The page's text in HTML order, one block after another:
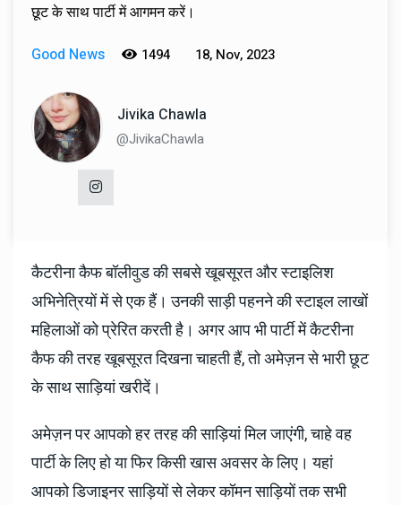
छूट के साथ पार्टी में आगमन करें।
Good News
1494 18, Nov, 2023
Jivika Chawla
@JivikaChawla
कैटरीना कैफ बॉलीवुड की सबसे खूबसूरत और स्टाइलिश
अभिनेत्रियों में से एक हैं। उनकी साड़ी पहनने की स्टाइल लाखों
महिलाओं को प्रेरित करती है। अगर आप भी पार्टी में कैटरीना
कैफ की तरह खूबसूरत दिखना चाहती हैं, तो अमेज़न से भारी छूट
के साथ साड़ियां खरीदें।
अमेज़न पर आपको हर तरह की साड़ियां मिल जाएंगी, चाहे वह
पार्टी के लिए हो या फिर किसी खास अवसर के लिए। यहां
आपको डिजाइनर साड़ियों से लेकर कॉमन साड़ियों तक सभी